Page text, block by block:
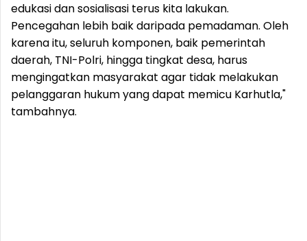
edukasi dan sosialisasi terus kita lakukan.
Pencegahan lebih baik daripada pemadaman. Oleh
karena itu, seluruh komponen, baik pemerintah
daerah, TNI-Polri, hingga tingkat desa, harus
mengingatkan masyarakat agar tidak melakukan
pelanggaran hukum yang dapat memicu Karhutla,"
tambahnya.